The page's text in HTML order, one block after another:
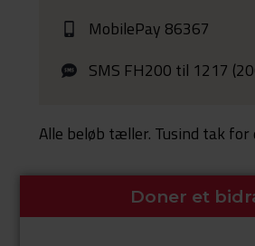
MobilePay 86367
SMS FH200 til 1217
Alle beløb tæller. Tusind tak for
Doner et